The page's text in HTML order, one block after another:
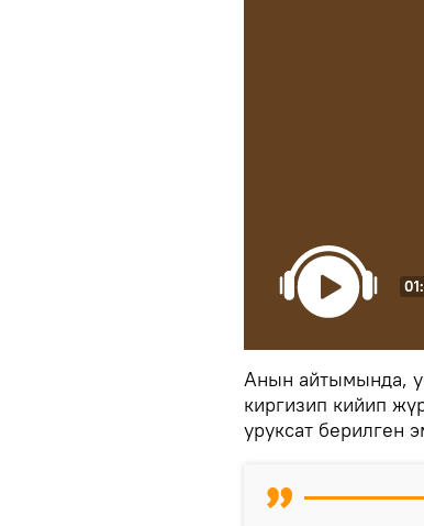
Анын айтымында,
киргизип кийип
уруксат берилген